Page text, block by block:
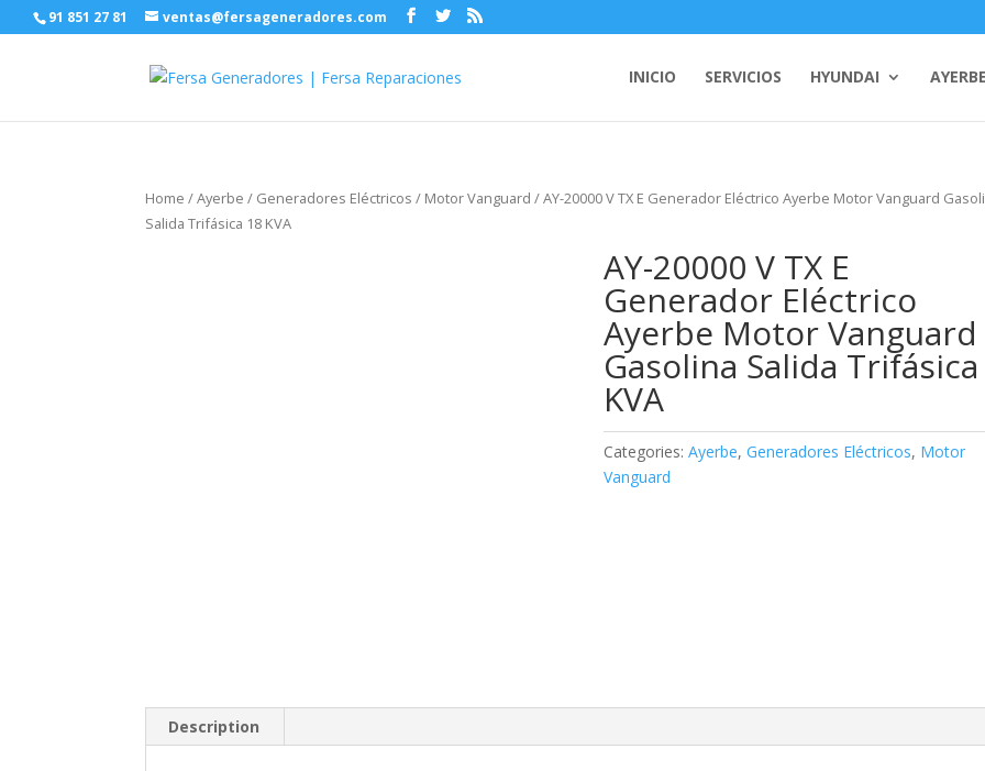
91 851 27 81 ventas@fersageneradores.com
INICIO SERVICIOS HYUNDAI AYERBE
Home /Ayerbe / Generadores Eléctricos / Motor Vanguard / AY-20000 V TX E Generador Eléctrico Ayerbe Motor Vanguard
Salida Trifásica 18 KVA
AY-20000 V TX E
Generador Eléctrico
Ayerbe Motor Vanguard
Gasolina Salida
KVA
Categories: Ayerbe, Generadores Eléctricos, Motor
Vanguard
Description